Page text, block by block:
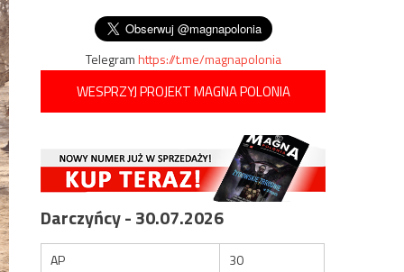
Telegramhttps://t.me/magnapolonia
WESPRZYJ PROJEKT MAGNA POLONIA
Darczyńcy - 30.07.2026
AP
30